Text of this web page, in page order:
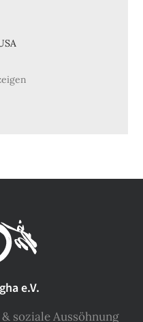
e.V.
soziale Aussöhnung